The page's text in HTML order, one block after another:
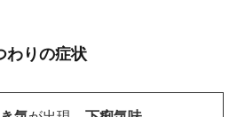
わりの症状